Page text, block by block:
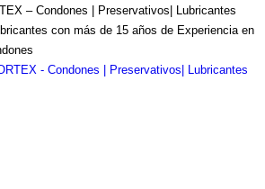
– Condones | Preservativos| Lubricantes
con más de 15 años de Experiencia en